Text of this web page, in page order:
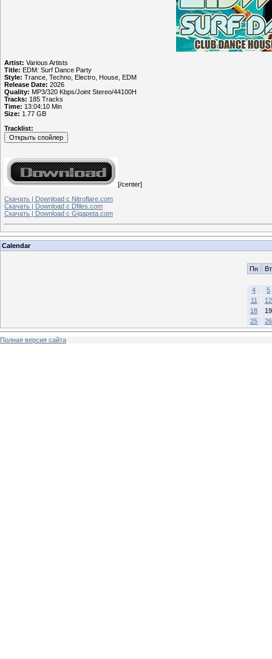
Artist: Various Artists
Title: EDM: Surf Dance Party
Style: Trance, Techno, Electro, House, EDM
Release Date: 2026
Quality: MP3/320 Kbps/Joint Stereo/44100H
Tracks: 185 Tracks
Time: 13:04:10 Min
Size: 1.77 GB
Tracklist:
[/center]
Скачать | Download с Nitroflare.com
Скачать | Download с Dfiles.com
Скачать | Download с Gigapeta.com
Calendar
Пн Вт
4
5
11
12
18
19
25
26
Полная версия сайта